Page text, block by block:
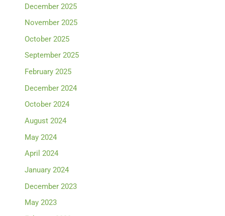
December 2025
November 2025
October 2025
September 2025
February 2025
December 2024
October 2024
August 2024
May 2024
April 2024
January 2024
December 2023
May 2023